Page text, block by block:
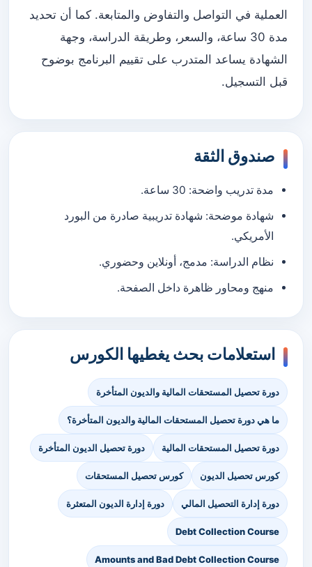
العملية في التواصل والتفاوض والمتابعة. كما أن تحديد
مدة 30 ساعة، والسعر، وطريقة الدراسة، وجهة
الشهادة يساعد المتدرب على تقييم البرنامج بوضوح
قبل التسجيل.
صندوق الثقة
مدة تدريب واضحة: 30 ساعة.
شهادة موضحة: شهادة تدريبية صادرة من البورد
الأمريكي.
نظام الدراسة: مدمج، أونلاين وحضوري.
منهج ومحاور ظاهرة داخل الصفحة.
استعلامات بحث يغطيها الكورس
دورة تحصيل المستحقات المالية والديون المتأخرة
ما هي دورة تحصيل المستحقات المالية والديون المتأخرة؟
دورة تحصيل المستحقات المالية دورة تحصيل الديون المتأخرة
كورس تحصيل الديون كورس تحصيل المستحقات
دورة إدارة التحصيل المالي دورة إدارة الديون المتعثرة
Debt Collection Course
Amounts and Bad Debt Collection Course